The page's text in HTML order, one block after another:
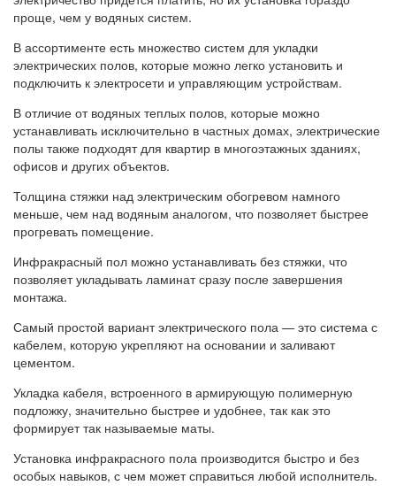
проще, чем у водяных систем.
В ассортименте есть множество систем для укладки
электрических полов, которые можно легко установить и
подключить к электросети и управляющим устройствам.
В отличие от водяных теплых полов, которые можно
устанавливать исключительно в частных домах, электрические
полы также подходят для квартир в многоэтажных зданиях,
офисов и других объектов.
Толщина стяжки над электрическим обогревом намного
меньше, чем над водяным аналогом, что позволяет быстрее
прогревать помещение.
Инфракрасный пол можно устанавливать без стяжки, что
позволяет укладывать ламинат сразу после завершения
монтажа.
Самый простой вариант электрического пола — это система с
кабелем, которую укрепляют на основании и заливают
цементом.
Укладка кабеля, встроенного в армирующую полимерную
подложку, значительно быстрее и удобнее, так как это
формирует так называемые маты.
Установка инфракрасного пола производится быстро и без
особых навыков, с чем может справиться любой исполнитель.